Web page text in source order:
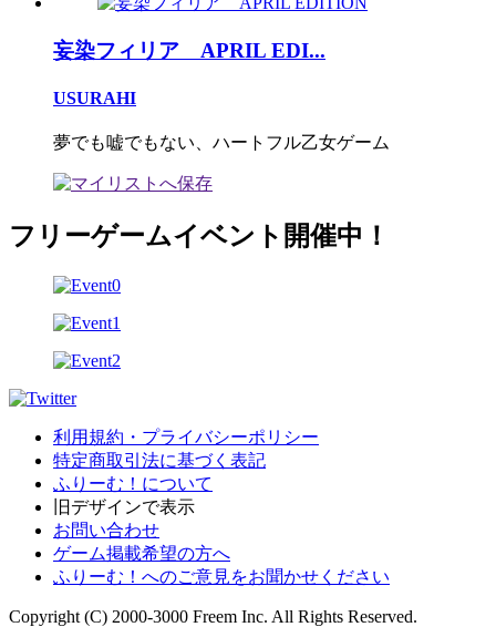
妄染フィリア APRIL EDI...
USURAHI
夢でも嘘でもない、ハートフル乙女ゲーム
フリーゲームイベント開催中！
利用規約・プライバシーポリシー
特定商取引法に基づく表記
ふりーむ！について
旧デザインで表示
お問い合わせ
ゲーム掲載希望の方へ
ふりーむ！へのご意見をお聞かせください
Copyright (C) 2000-3000 Freem Inc. All Rights Reserved.